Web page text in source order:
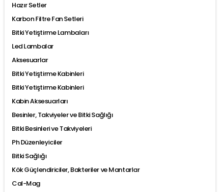
Hazır Setler
Karbon Filtre Fan Setleri
Bitki Yetiştirme Lambaları
Led Lambalar
Aksesuarlar
Bitki Yetiştirme Kabinleri
Bitki Yetiştirme Kabinleri
Kabin Aksesuarları
Besinler, Takviyeler ve Bitki Sağlığı
Bitki Besinleri ve Takviyeleri
Ph Düzenleyiciler
Bitki Sağlığı
Kök Güçlendiriciler, Bakteriler ve Mantarlar
Cal-Mag